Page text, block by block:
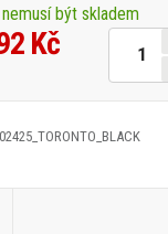
být skladem
Kč